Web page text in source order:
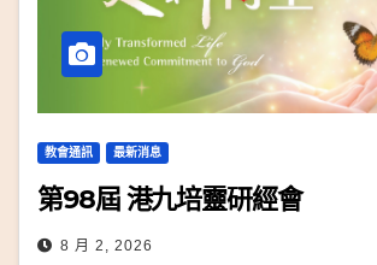
教會通訊 最新消息
第98屆 港九培靈研經會
8 月 2, 2026